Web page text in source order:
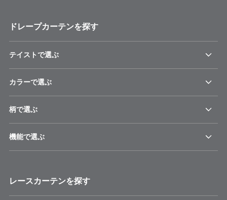
ドレープカーテンを探す
テイストで選ぶ
カラーで選ぶ
柄で選ぶ
機能で選ぶ
レースカーテンを探す